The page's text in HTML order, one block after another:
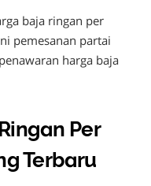
baja ringan per
pemesanan partai
harga baja
Per
Terbaru